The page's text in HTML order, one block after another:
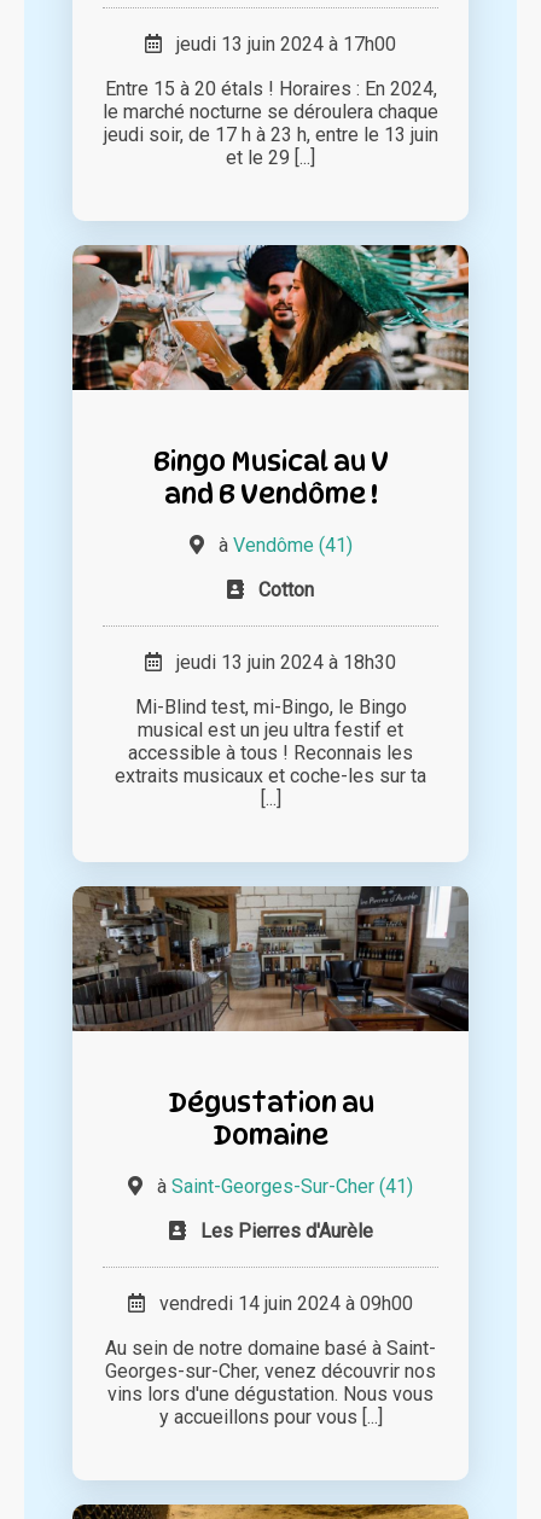
jeudi 13 juin 2024 à 17h00
Entre 15 à 20 étals ! Horaires : En 2024,
le marché nocturne se déroulera chaque
jeudi soir, de 17 h à 23 h, entre le 13 juin
et le 29 [...]
Bingo Musical au V
and B Vendôme !
à Vendôme (41)
Cotton
jeudi 13 juin 2024 à 18h30
Mi-Blind test, mi-Bingo, le Bingo
musical est un jeu ultra festif et
accessible à tous ! Reconnais les
extraits musicaux et coche-les sur ta
[...]
Dégustation au
Domaine
à Saint-Georges-Sur-Cher (41)
Les Pierres d'Aurèle
vendredi 14 juin 2024 à 09h00
Au sein de notre domaine basé à Saint-
Georges-sur-Cher, venez découvrir nos
vins lors d'une dégustation. Nous vous
y accueillons pour vous [...]